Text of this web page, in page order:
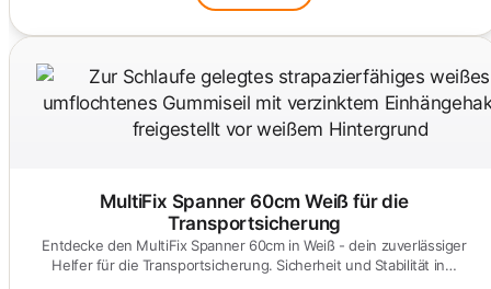
MultiFix Spanner 60cm Weiß für die
Transportsicherung
Entdecke den MultiFix Spanner 60cm in Weiß - dein zuverlässiger
Helfer für die Transportsicherung. Sicherheit und Stabilität in…